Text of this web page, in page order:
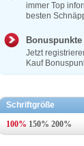
immer Top
besten
Jetzt
Kauf
Schriftgröße